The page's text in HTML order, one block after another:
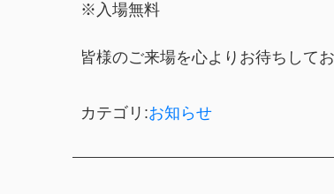
※入場無料
皆様のご来場を心よりお待ちしてお
カテゴリ:お知らせ